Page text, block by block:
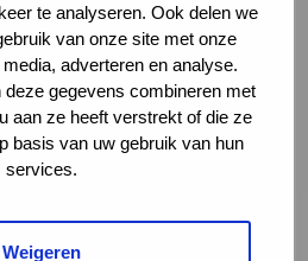
te analyseren. Ook delen we
van onze site met onze
adverteren en analyse.
gegevens combineren met
aan ze heeft verstrekt of die ze
basis van uw gebruik van hun
services.
Weigeren
*